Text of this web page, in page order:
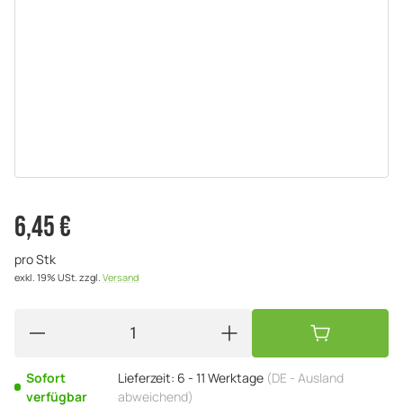
6,45 €
pro Stk
exkl. 19% USt. zzgl. Versand
Sofort
verfügbar
Lieferzeit: 6 - 11 Werktage (DE - Ausland
abweichend)